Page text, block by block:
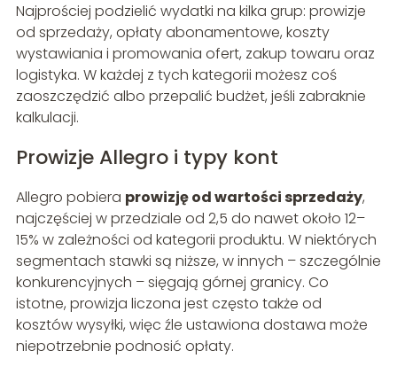
Najprościej podzielić wydatki na kilka grup: prowizje
od sprzedaży, opłaty abonamentowe, koszty
wystawiania i promowania ofert, zakup towaru oraz
logistyka. W każdej z tych kategorii możesz coś
zaoszczędzić albo przepalić budżet, jeśli zabraknie
kalkulacji.
Prowizje Allegro i typy kont
Allegro pobiera prowizję od wartości sprzedaży,
najczęściej w przedziale od 2,5 do nawet około 12–
15% w zależności od kategorii produktu. W niektórych
segmentach stawki są niższe, w innych – szczególnie
konkurencyjnych – sięgają górnej granicy. Co
istotne, prowizja liczona jest często także od
kosztów wysyłki, więc źle ustawiona dostawa może
niepotrzebnie podnosić opłaty.